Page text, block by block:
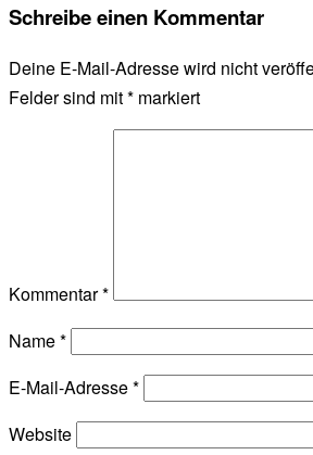
Schreibe einen Kommentar
Deine E-Mail-Adresse wird nicht
Felder sind mit* markiert
Kommentar*
Name*
E-Mail-Adresse*
Website